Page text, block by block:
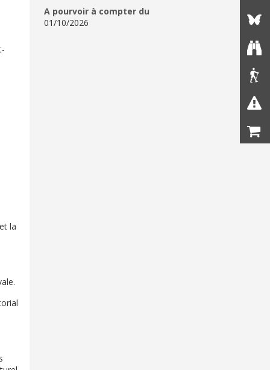
la
A pourvoir à compter du
01/10/2026